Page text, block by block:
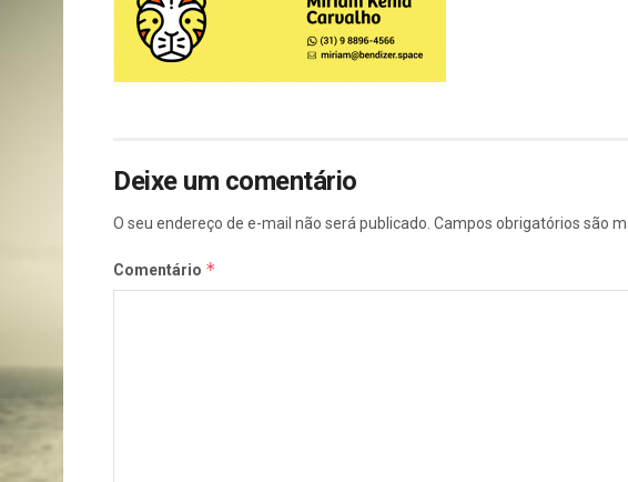
Deixe um comentário
O seu endereço de e-mail não será publicado. Campos obrigatórios são
Comentário *